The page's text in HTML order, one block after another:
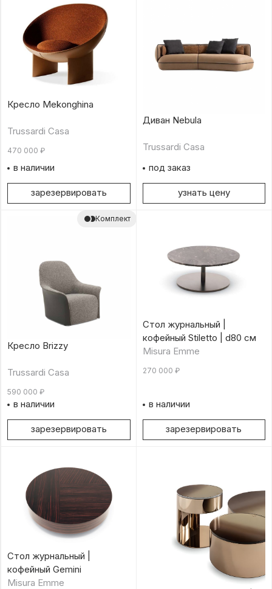
Кресло Mekonghina
Trussardi Casa
470 000 ₽
в наличии
зарезервировать
Диван Nebula
Trussardi Casa
под заказ
узнать цену
Комплект
Кресло Brizzy
Trussardi Casa
590 000 ₽
в наличии
зарезервировать
Стол журнальный |
кофейный Stiletto | d80 см
Misura Emme
270 000 ₽
в наличии
зарезервировать
Стол журнальный |
кофейный Gemini
Misura Emme